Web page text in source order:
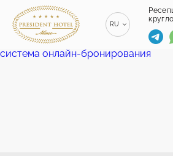
RU
ENGLISH
EN
КОНФЕРЕНЦ-ЗАЛЫ
РЕСТОРАНЫ
система онлайн-бронирования